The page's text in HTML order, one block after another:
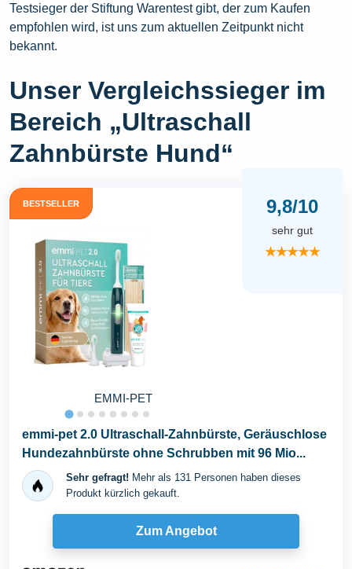
Testsieger der Stiftung Warentest gibt, der zum Kaufen
empfohlen wird, ist uns zum aktuellen Zeitpunkt nicht
bekannt.
Unser Vergleichssieger im
Bereich „Ultraschall
Zahnbürste Hund“
BESTSELLER
EMMI-PET
9,8/10
sehr gut
★★★★★
emmi-pet 2.0 Ultraschall-Zahnbürste, Geräuschlose
Hundezahnbürste ohne Schrubben mit 96 Mio...
Sehr gefragt! Mehr als 131 Personen haben dieses
Produkt kürzlich gekauft.
Zum Angebot